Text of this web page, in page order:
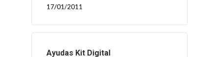
17/01/2011
Ayudas Kit Digital